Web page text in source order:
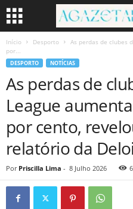
Início Desporto
As perdas de clubes
por...
DESPORTO NOTÍCIAS
As perdas de
League
por cento,
relatório da
Por Priscilla Lima - 8 Julho 2026 6